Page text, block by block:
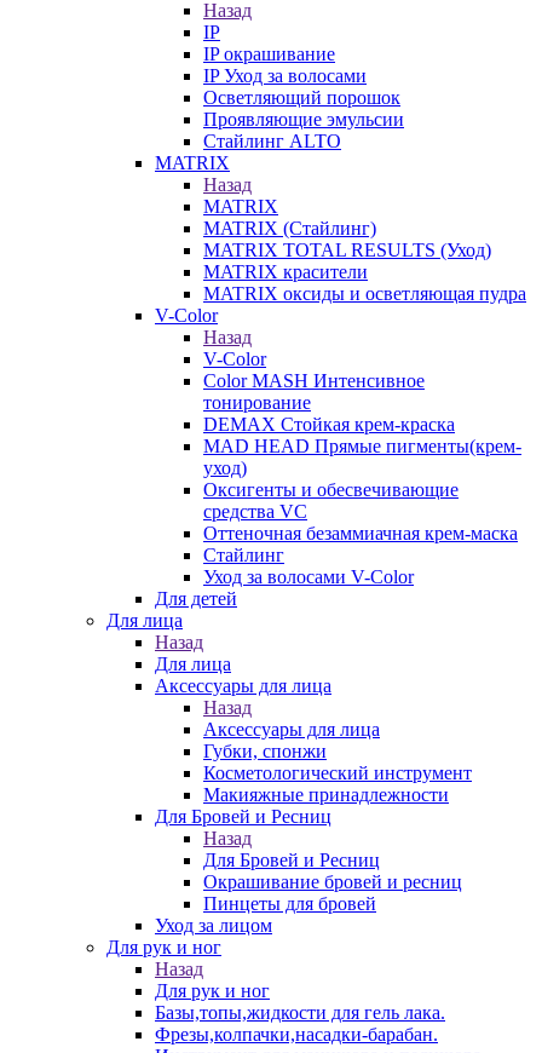
Назад
IP
IP окрашивание
IP Уход за волосами
Осветляющий порошок
Проявляющие эмульсии
Стайлинг ALTO
MATRIX
Назад
MATRIX
MATRIX (Стайлинг)
MATRIX TOTAL RESULTS (Уход)
MATRIX красители
MATRIX оксиды и осветляющая пудра
V-Color
Назад
V-Color
Color MASH Интенсивное
тонирование
DEMAX Стойкая крем-краска
MAD HEAD Прямые пигменты(крем-
уход)
Оксигенты и обесвечивающие
средства VC
Оттеночная безаммиачная крем-маска
Стайлинг
Уход за волосами V-Color
Для детей
Для лица
Назад
Для лица
Аксессуары для лица
Назад
Аксессуары для лица
Губки, спонжи
Косметологический инструмент
Макияжные принадлежности
Для Бровей и Ресниц
Назад
Для Бровей и Ресниц
Окрашивание бровей и ресниц
Пинцеты для бровей
Уход за лицом
Для рук и ног
Назад
Для рук и ног
Базы,топы,жидкости для гель лака.
Фрезы,колпачки,насадки-барабан.